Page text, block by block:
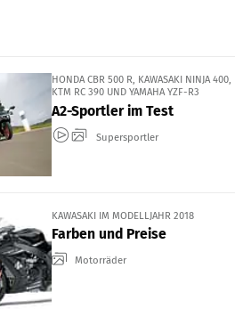
HONDA CBR 500 R, KAWASAKI NINJA 400,
KTM RC 390 UND YAMAHA YZF-R3
A2-Sportler im Test
Supersportler
KAWASAKI IM MODELLJAHR 2018
Farben und Preise
Motorräder